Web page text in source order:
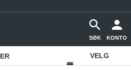
SØK KONTO
VELG